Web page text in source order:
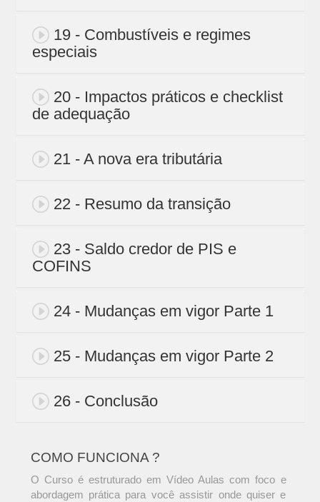
19 - Combustíveis e regimes
especiais
20 - Impactos práticos e checklist
de adequação
21 - A nova era tributária
22 - Resumo da transição
23 - Saldo credor de PIS e
COFINS
24 - Mudanças em vigor Parte 1
25 - Mudanças em vigor Parte 2
26 - Conclusão
COMO FUNCIONA ?
O Curso é estruturado em Vídeo Aulas com foco e
abordagem prática para você assistir onde quiser e